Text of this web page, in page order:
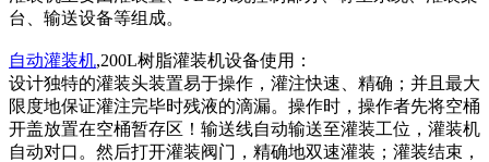
台、输送设备等组成。
自动灌装机,200L树脂灌装机设备使用：
设计独特的灌装头装置易于操作，灌注快速、精确；并且最大
限度地保证灌注完毕时残液的滴漏。操作时，操作者先将空桶
开盖放置在空桶暂存区！输送线自动输送至灌装工位，灌装机
自动对口。然后打开灌装阀门，精确地双速灌装；灌装结束，